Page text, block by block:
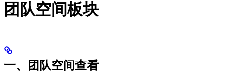
团队空间板块
一、团队空间查看